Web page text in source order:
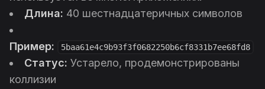
Длина: 40 шестнадцатеричных символов
Пример: 5baa61e4c9b93f3f0682250b6cf8331b7ee68fd8
Статус: Устарело, продемонстрированы
коллизии